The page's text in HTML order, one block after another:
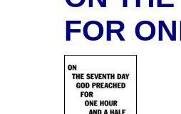
FOR